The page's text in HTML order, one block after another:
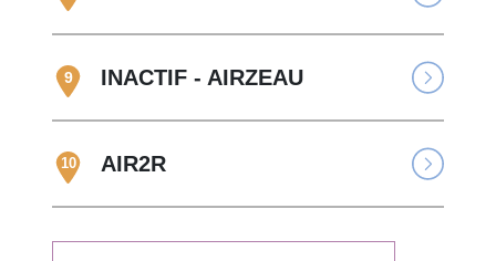
9 INACTIF - AIRZEAU
10 AIR2R